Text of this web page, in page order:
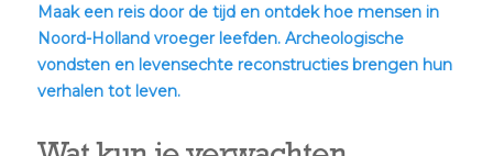
Maak een reis door de tijd en ontdek hoe mensen in
Noord-Holland vroeger leefden. Archeologische
vondsten en levensechte reconstructies brengen hun
verhalen tot leven.